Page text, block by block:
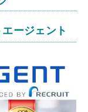
ージェント